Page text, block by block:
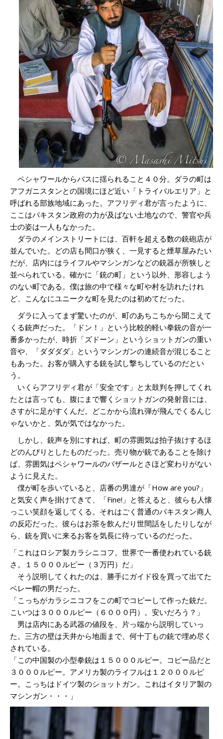
ペシャワールからバスに揺られること４０分。ダラの町は
アフガニスタンとの国境にほど近い「トライバルエリア」と
呼ばれる部族地域にあった。アフリディ君が言ったように、
ここはパキスタン政府の力が及ばない土地なので、警官や兵
士の姿は一人もなかった。
ダラのメインストリートには、百軒を超える数の銃砲店が
並んでいた。どの店も間口が狭く、一見すると煙草屋みたい
だが、店内にはライフルやマシンガンなどの銃器が所狭しと
並べられている。確かに「銃の町」という以外、形容しよう
のない町である。僕は旅の中で様々な町や村を訪れたけれ
ど、こんなにユニークな町を見たのは初めてだった。
ダラに入ってまず驚いたのが、町のあちこちから聞こえて
くる銃声だった。「ドン！」という比較的軽い拳銃の音が一
番多かったが、時折「ズドーン」というショットガンの重い
音や、「ダダダダ」というマシンガンの連続音が混じること
もあった。お客が購入する銃を試し撃ちしているのだとい
う。
いくらアフリディ君が「安全です」と太鼓判を押してくれ
たとは言っても、腹にまで響くショットガンの発射音には、
さすがに足がすくんだ。どこかから流れ弾が飛んでくるんじ
ゃないかと、気が気ではなかった。
しかし、銃声を別にすれば、町の雰囲気は拍子抜けするほ
どのんびりとしたものだった。売り物が銃であることを除け
ば、雰囲気はペシャワールのバザールとさほど変わりがない
ように見えた。
僕が町を歩いていると、店番の男達が「How are you?」
と気安く声を掛けてきて、「Fine!」と答えると、彼らも人懐
っこい笑顔を返してくる。それはごく普通のパキスタン商人
の反応だった。彼らはお茶を飲んだり世間話をしたりしなが
ら、銃を買いに来るお客を気長に待っているのだった。
「これはロシア製カラシニコフ。世界で一番使われている銃
さ。１５０００ルピー（３万円）だ」
そう説明してくれたのは、勝手にガイド役を買って出てた
ベレー帽の男だった。
「こっちがカラシニコフをこの町でコピーして作った銃だ。
こいつは３０００ルピー（６０００円）。安いだろう？」
男は店内にある武器の値段を、片っ端から説明していっ
た。三方の壁は天井から地面まで、何十丁もの銃で埋め尽く
されている。
「この中国製の小型拳銃は１５０００ルピー。コピー品だと
３０００ルピー。アメリカ製のライフルは１２０００ルピ
ー。こっちはドイツ製のショットガン。これはイタリア製の
マシンガン・・・」